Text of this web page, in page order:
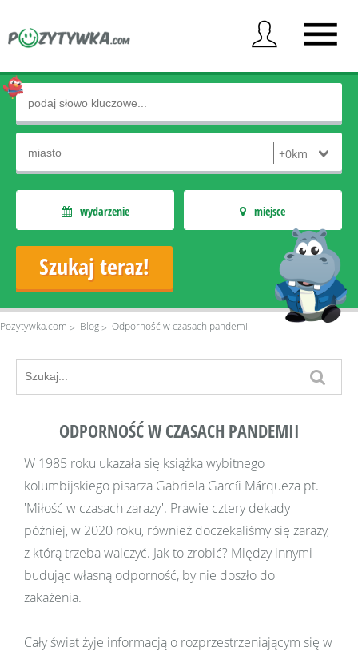
wydarzenie miejsce
Pozytywka.com Blog Odporność w czasach pandemii
ODPORNOŚĆ W CZASACH PANDEMII
W 1985 roku ukazała się książka wybitnego
kolumbijskiego pisarza Gabriela Garcíi Márqueza pt.
'Miłość w czasach zarazy'. Prawie cztery dekady
później, w 2020 roku, również doczekaliśmy się zarazy,
z którą trzeba walczyć. Jak to zrobić? Między innymi
budując własną odporność, by nie doszło do
zakażenia.
Cały świat żyje informacją o rozprzestrzeniającym się w